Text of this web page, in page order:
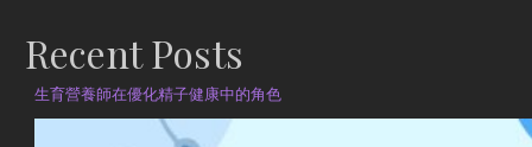
Recent Posts
生育營養師在優化精子健康中的角色